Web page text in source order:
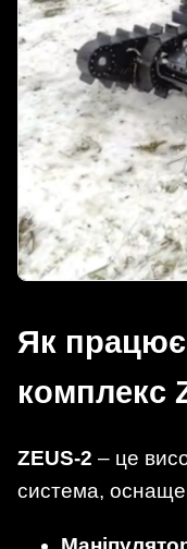
Як
комплекс
ZEUS-2 – це
система,